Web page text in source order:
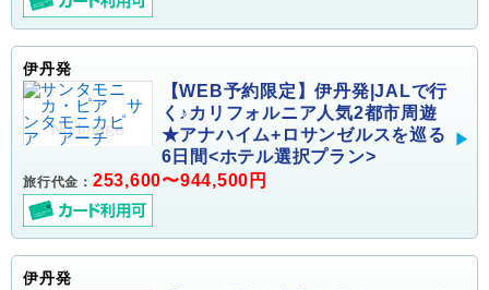
伊丹発
【WEB予約限定】伊丹発|JALで行
く♪カリフォルニア人気2都市周遊
★アナハイム+ロサンゼルスを巡る
6日間<ホテル選択プラン>
旅行代金： 253,600〜944,500円
伊丹発